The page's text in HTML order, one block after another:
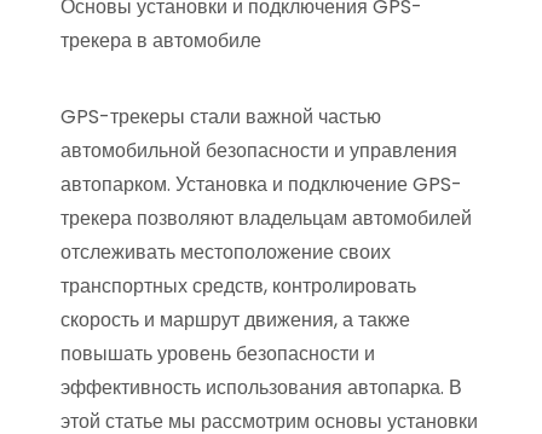
Основы установки и подключения GPS-
трекера в автомобиле
GPS-трекеры стали важной частью
автомобильной безопасности и управления
автопарком. Установка и подключение GPS-
трекера позволяют владельцам автомобилей
отслеживать местоположение своих
транспортных средств, контролировать
скорость и маршрут движения, а также
повышать уровень безопасности и
эффективность использования автопарка. В
этой статье мы рассмотрим основы установки